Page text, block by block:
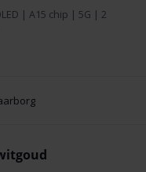
| A15 chip | 5G | 2